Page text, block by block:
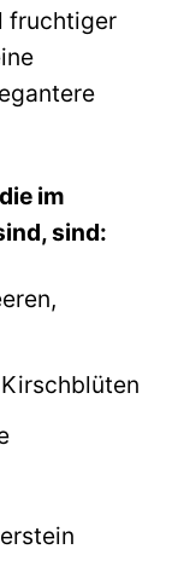
fruchtiger
im
sind: